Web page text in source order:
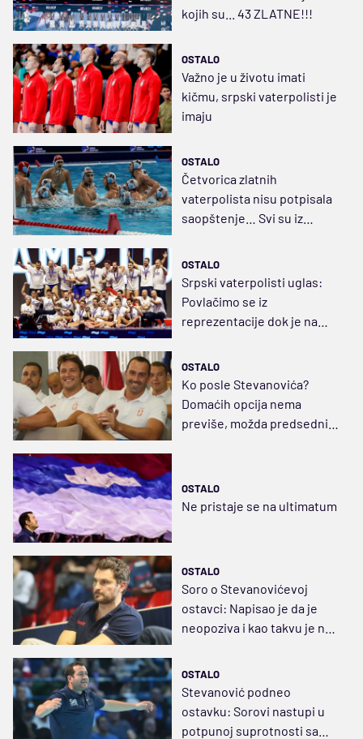
kojih su... 43 ZLATNE!!!
OSTALO
Važno je u životu imati
kičmu, srpski vaterpolisti je
imaju
OSTALO
Četvorica zlatnih
vaterpolista nisu potpisala
saopštenje… Svi su iz
OSTALO
Srpski vaterpolisti uglas:
Povlačimo se iz
reprezentacije dok je na
OSTALO
Ko posle Stevanovića?
Domaćih opcija nema
previše, možda predsednik
OSTALO
Ne pristaje se na ultimatum
OSTALO
Soro o Stevanovićevoj
ostavci: Napisao je da je
neopoziva i kao takvu je ne
OSTALO
Stevanović podneo
ostavku: Sorovi nastupi u
potpunoj suprotnosti sa